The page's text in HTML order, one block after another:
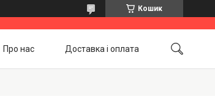
Кошик
Про нас Доставка і оплата